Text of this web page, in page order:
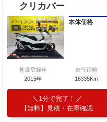
クリカバー
本体価格
初度登録年
2015年
走行距離
18335Km
1分で完了！
【無料】見積・在庫確認